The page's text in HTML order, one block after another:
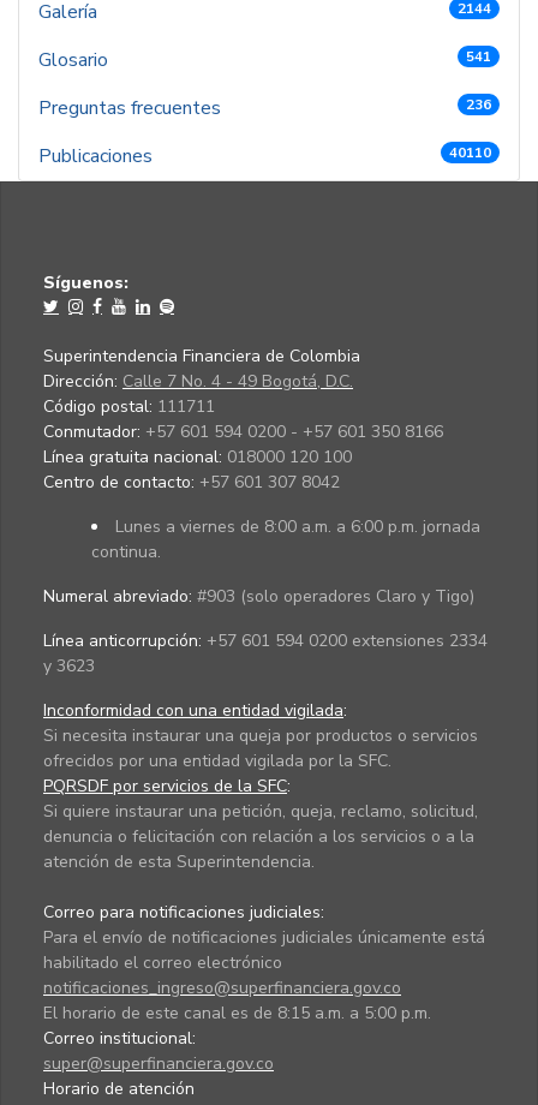
Galería 2144
Glosario 541
Preguntas frecuentes 236
Publicaciones 40110
Síguenos:
Superintendencia Financiera de Colombia
Dirección: Calle 7 No. 4 - 49 Bogotá, D.C.
Código postal: 111711
Conmutador: +57 601 594 0200 - +57 601 350 8166
Línea gratuita nacional: 018000 120 100
Centro de contacto: +57 601 307 8042
Lunes a viernes de 8:00 a.m. a 6:00 p.m. jornada
continua.
Numeral abreviado: #903 (solo operadores Claro y Tigo)
Línea anticorrupción: +57 601 594 0200 extensiones 2334
y 3623
Inconformidad con una entidad vigilada:
Si necesita instaurar una queja por productos o servicios
ofrecidos por una entidad vigilada por la SFC.
PQRSDF por servicios de la SFC:
Si quiere instaurar una petición, queja, reclamo, solicitud,
denuncia o felicitación con relación a los servicios o a la
atención de esta Superintendencia.
Correo para notificaciones judiciales:
Para el envío de notificaciones judiciales únicamente está
habilitado el correo electrónico
notificaciones_ingreso@superfinanciera.gov.co
El horario de este canal es de 8:15 a.m. a 5:00 p.m.
Correo institucional:
super@superfinanciera.gov.co
Horario de atención